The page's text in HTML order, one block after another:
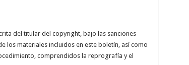
del titular del copyright, bajo las sanciones
los materiales incluidos en este boletín, así como
comprendidos la reprografía y el